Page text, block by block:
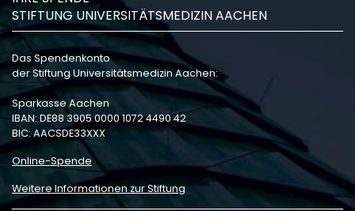
STIFTUNG UNIVERSITÄTSMEDIZIN AACHEN
Das Spendenkonto
der Stiftung Universitätsmedizin Aachen:
Sparkasse Aachen
IBAN: DE88 3905 0000 1072 4490 42
BIC: AACSDE33XXX
Online-Spende
Weitere Informationen zur Stiftung